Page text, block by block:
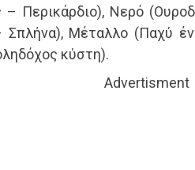
– Περικάρδιο), Νερό
Σπλήνα), Μέταλλο (Παχύ
κύστη).
Advertisment